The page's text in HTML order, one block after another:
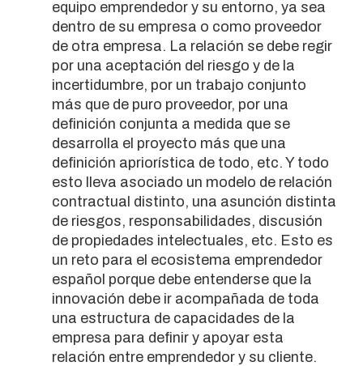
equipo emprendedor y su entorno, ya sea
dentro de su empresa o como proveedor
de otra empresa. La relación se debe regir
por una aceptación del riesgo y de la
incertidumbre, por un trabajo conjunto
más que de puro proveedor, por una
definición conjunta a medida que se
desarrolla el proyecto más que una
definición apriorística de todo, etc. Y todo
esto lleva asociado un modelo de relación
contractual distinto, una asunción distinta
de riesgos, responsabilidades, discusión
de propiedades intelectuales, etc. Esto es
un reto para el ecosistema emprendedor
español porque debe entenderse que la
innovación debe ir acompañada de toda
una estructura de capacidades de la
empresa para definir y apoyar esta
relación entre emprendedor y su cliente.